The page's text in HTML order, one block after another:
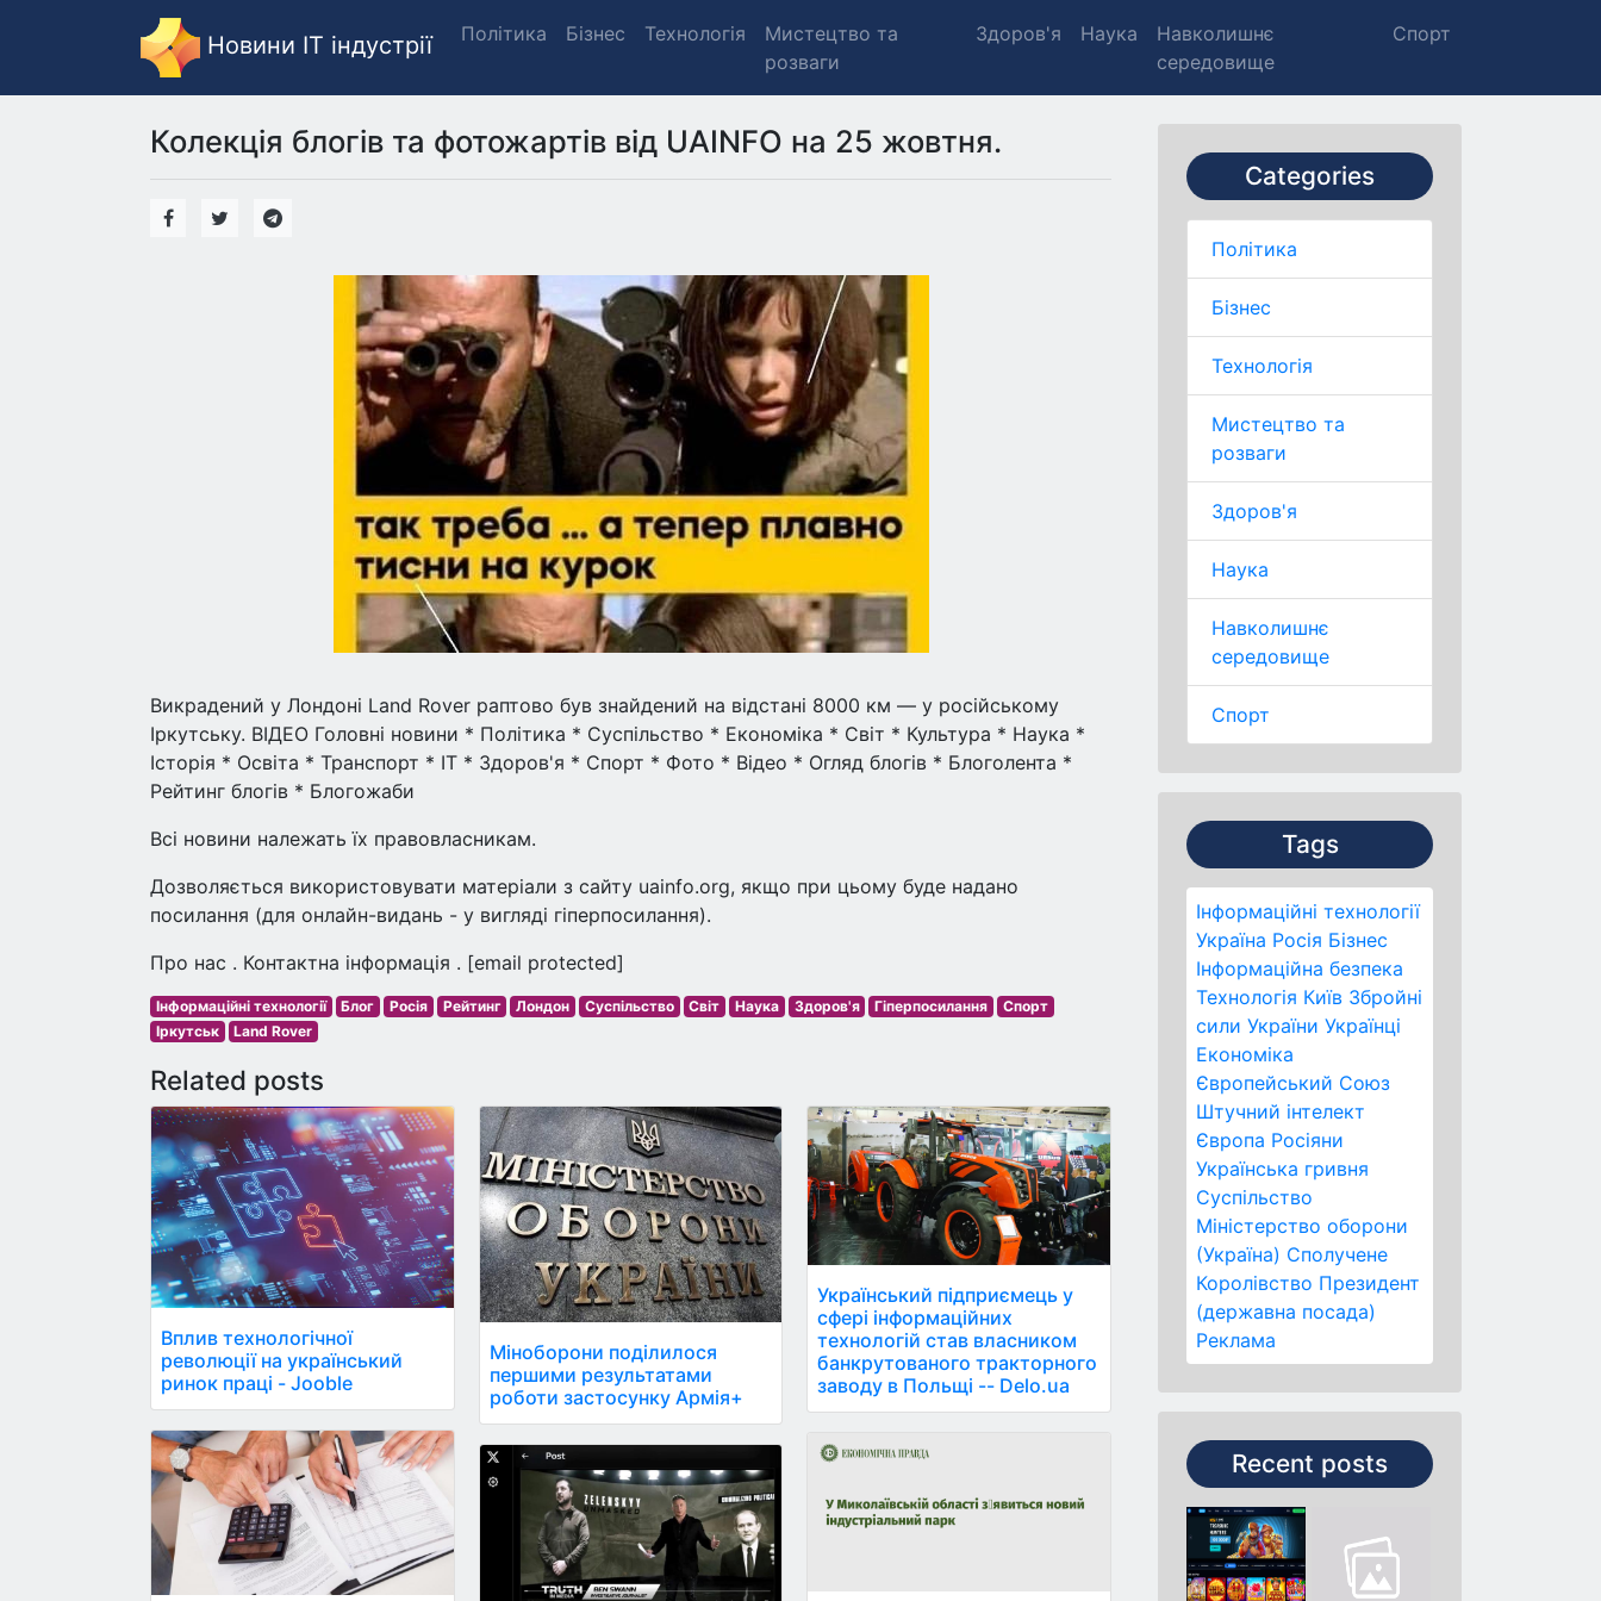
Новини IT індустрії Політика Бізнес Технологія
Мистецтво та
розваги
Здоров'я Наука
Навколишнє
середовище
Спорт
Categories
Політика
Бізнес
Технологія
Мистецтво та
розваги
Здоров'я
Наука
Навколишнє
середовище
Спорт
Tags
Інформаційні технології
Україна Росія Бізнес
Інформаційна безпека
Технологія Київ Збройні
сили України Українці
Економіка
Європейський Союз
Штучний інтелект
Європа Росіяни
Українська гривня
Суспільство
Міністерство оборони
(Україна) Сполучене
Королівство Президент
(державна посада)
Реклама
Recent posts
Колекція блогів та фотожартів від UAINFO на 25 жовтня.
Викрадений у Лондоні Land Rover раптово був знайдений на відстані 8000 км — у російському
Іркутську. ВІДЕО Головні новини * Політика * Суспільство * Економіка * Світ * Культура * Наука *
Історія * Освіта * Транспорт * IT * Здоров'я * Спорт * Фото * Відео * Огляд блогів * Блоголента *
Рейтинг блогів * Блогожаби
Всі новини належать їх правовласникам.
Дозволяється використовувати матеріали з сайту uainfo.org, якщо при цьому буде надано
посилання (для онлайн-видань - у вигляді гіперпосилання).
Про нас . Контактна інформація . [email protected]
Інформаційні технології Блог Росія Рейтинг Лондон Суспільство Світ Наука Здоров'я Гіперпосилання
Спорт
Іркутськ
Land Rover
Related posts
Вплив технологічної
революції на український
ринок праці - Jooble
Міноборони поділилося
першими результатами
роботи застосунку Армія+
Український підприємець у
сфері інформаційних
технологій став власником
банкрутованого тракторного
заводу в Польщі -- Delo.ua